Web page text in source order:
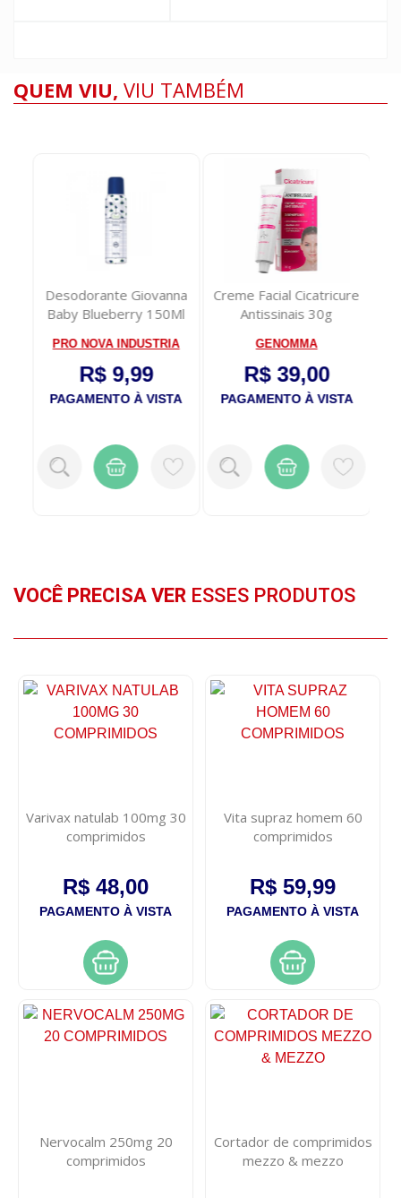
QUEM VIU, VIU TAMBÉM
Desodorante Giovanna
Baby Blueberry 150Ml
PRO NOVA INDUSTRIA
R$ 9,99
PAGAMENTO À VISTA
Creme Facial Cicatricure
Antissinais 30g
GENOMMA
R$ 39,00
PAGAMENTO À VISTA
VOCÊ PRECISA VER ESSES PRODUTOS
Varivax natulab 100mg 30
comprimidos
R$ 48,00
PAGAMENTO À VISTA
Vita supraz homem 60
comprimidos
R$ 59,99
PAGAMENTO À VISTA
Nervocalm 250mg 20
comprimidos
Cortador de comprimidos
mezzo & mezzo